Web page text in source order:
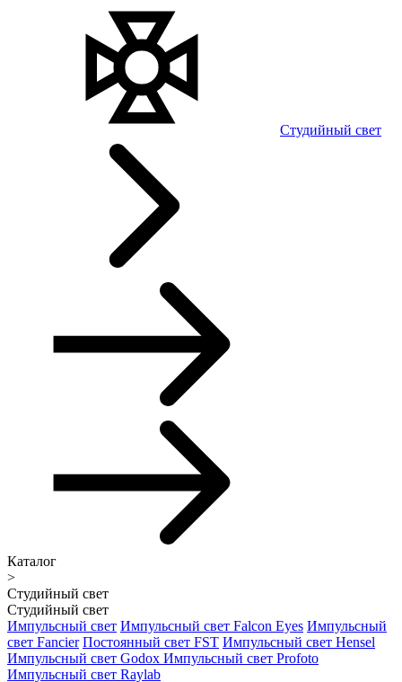
Студийный свет
Каталог
>
Студийный свет
Студийный свет
Импульсный свет Импульсный свет Falcon Eyes Импульсный
свет Fancier Постоянный свет FST Импульсный свет Hensel
Импульсный свет Godox Импульсный свет Profoto
Импульсный свет Raylab